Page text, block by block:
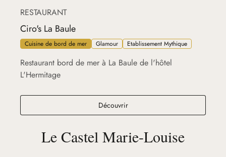
RESTAURANT
Ciro's La Baule
Cuisine de bord de mer Glamour Etablissement Mythique
Restaurant bord de mer à La Baule de l'hôtel
L'Hermitage
DécouvrirCiro's La Baule
Le Castel Marie-Louise